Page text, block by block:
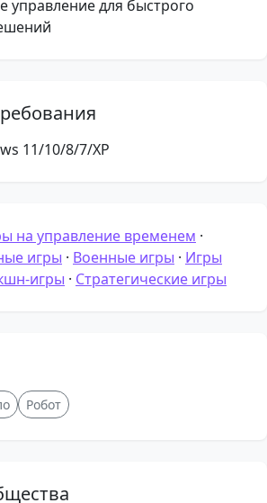
управление для быстрого
11/10/8/7/XP
на управление временем ·
игры · Военные игры · Игры
игры · Стратегические игры
Робот